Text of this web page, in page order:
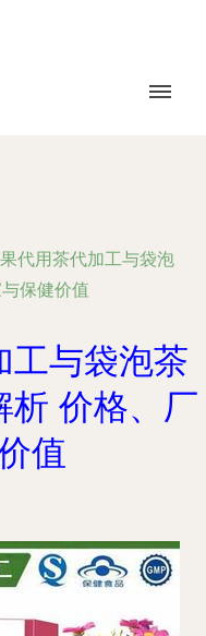
代用茶代加工与袋泡
保健价值
工与袋泡茶
析 价格、厂
值